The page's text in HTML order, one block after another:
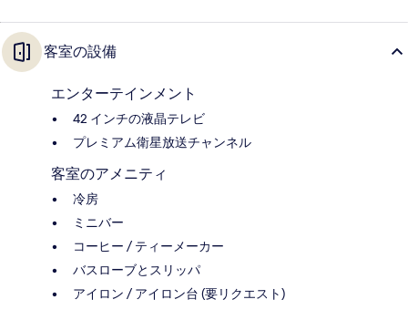
客室の設備
エンターテインメント
42 インチの液晶テレビ
プレミアム衛星放送チャンネル
客室のアメニティ
冷房
ミニバー
コーヒー / ティーメーカー
バスローブとスリッパ
アイロン / アイロン台 (要リクエスト)